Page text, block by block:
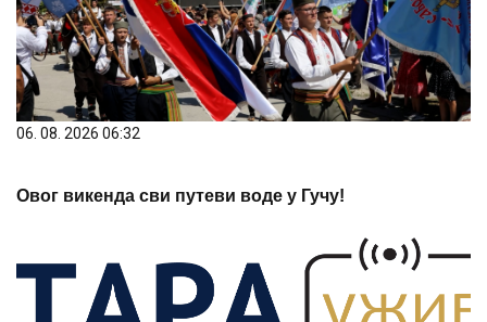
06. 08. 2026 06:32
Овог викенда сви путеви воде у Гучу!